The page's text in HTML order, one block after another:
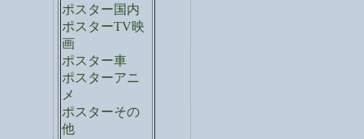
ポスター国内
ポスターTV映
画
ポスター車
ポスターアニ
メ
ポスターその
他